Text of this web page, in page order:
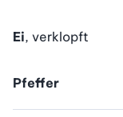
Ei, verklopft
Pfeffer